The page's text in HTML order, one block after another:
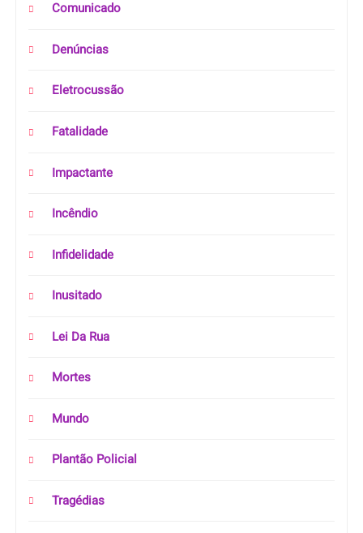
Comunicado
Denúncias
Eletrocussão
Fatalidade
Impactante
Incêndio
Infidelidade
Inusitado
Lei Da Rua
Mortes
Mundo
Plantão Policial
Tragédias